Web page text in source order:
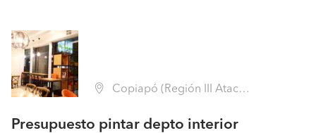
Copiapó (Región III Atacama - Copiapó)
Presupuesto pintar depto interior